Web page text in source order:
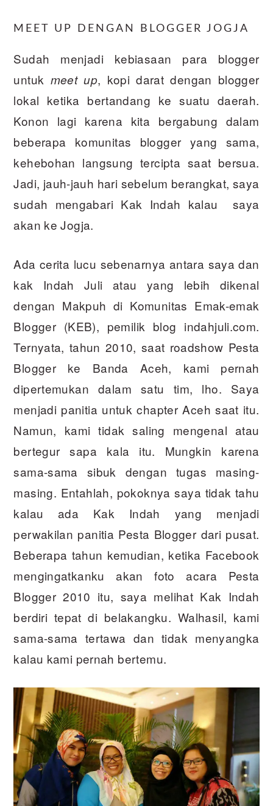
MEET UP DENGAN BLOGGER JOGJA
Sudah menjadi kebiasaan para blogger
untuk meet up, kopi darat dengan blogger
lokal ketika bertandang ke suatu daerah.
Konon lagi karena kita bergabung dalam
beberapa komunitas blogger yang sama,
kehebohan langsung tercipta saat bersua.
Jadi, jauh-jauh hari sebelum berangkat, saya
sudah mengabari Kak Indah kalau saya
akan ke Jogja.
Ada cerita lucu sebenarnya antara saya dan
kak Indah Juli atau yang lebih dikenal
dengan Makpuh di Komunitas Emak-emak
Blogger (KEB), pemilik blog indahjuli.com.
Ternyata, tahun 2010, saat roadshow Pesta
Blogger ke Banda Aceh, kami pernah
dipertemukan dalam satu tim, lho. Saya
menjadi panitia untuk chapter Aceh saat itu.
Namun, kami tidak saling mengenal atau
bertegur sapa kala itu. Mungkin karena
sama-sama sibuk dengan tugas masing-
masing. Entahlah, pokoknya saya tidak tahu
kalau ada Kak Indah yang menjadi
perwakilan panitia Pesta Blogger dari pusat.
Beberapa tahun kemudian, ketika Facebook
mengingatkanku akan foto acara Pesta
Blogger 2010 itu, saya melihat Kak Indah
berdiri tepat di belakangku. Walhasil, kami
sama-sama tertawa dan tidak menyangka
kalau kami pernah bertemu.